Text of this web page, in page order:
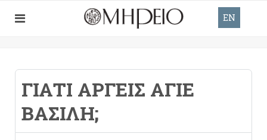
EN
ΓΙΑΤΙ ΑΡΓΕΙΣ ΑΓΙΕ
ΒΑΣΙΛΗ;